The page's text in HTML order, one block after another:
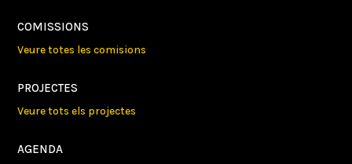
COMISSIONS
Veure totes les comisions
PROJECTES
Veure tots els projectes
AGENDA